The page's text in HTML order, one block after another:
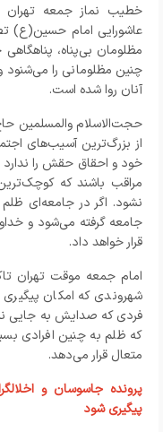
خطیب نماز جمعه تهران
عاشورایی امام حسین(ع)
مظلومان بی‌پناه،
چنین مظلومانی را
آنان روا شده است.
حجت‌الاسلام والمسلمین
از بزرگ‌ترین آسیب‌های
خود و احقاق حقش را ندارد
مراقب باشند که
نشود. اگر در جامعه‌ای
جامعه گرفته می‌شود و
قرار خواهد داد.
امام جمعه موقت تهران
شهروندی که امکان پیگیری
فردی که صدایش به جایی
که ظلم به چنین افرادی
متعال قرار می‌دهد.
پرونده جاسوسان و
پیگیری شود